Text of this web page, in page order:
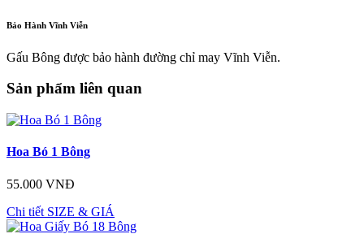
Bảo Hành Vĩnh Viễn
Gấu Bông được bảo hành đường chỉ may Vĩnh Viễn.
Sản phẩm liên quan
Hoa Bó 1 Bông
55.000 VNĐ
Chi tiết SIZE & GIÁ